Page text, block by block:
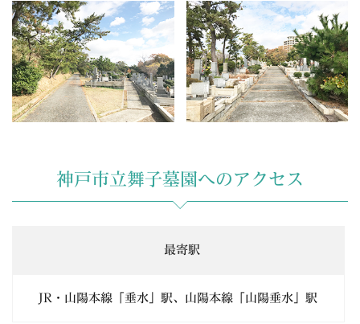
神戸市立舞子墓園へのアクセス
最寄駅
JR・山陽本線「垂水」駅、山陽本線「山陽垂水」駅